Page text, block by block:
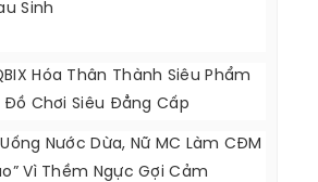
Sinh
Hóa Thân Thành Siêu Phẩm
Đồ Chơi Siêu Đẳng Cấp
Nước Dừa, Nữ MC Làm CĐM
Vì Thềm Ngực Gợi Cảm